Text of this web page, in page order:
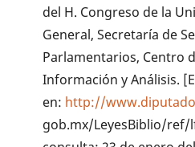
del H. Congreso de la
General, Secretaría de
Parlamentarios, Centro
Información y Análisis.
en: http://
gob.mx/LeyesBiblio/ref/